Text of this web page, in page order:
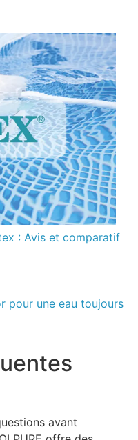
: Avis et comparatif
pour une eau toujours
avant